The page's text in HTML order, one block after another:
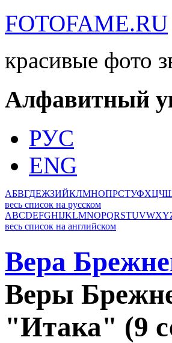
FOTOFAME.RU
красивые фото
Алфавитный
РУС
ENG
АБВГДЕЖЗИЙКЛМНОПРСТУФХЦЧ
весь список на русском
ABCDEFGHIJKLMNOPQRSTUVWXY
весь список на английском
Вера
Веры
"Итака" (9